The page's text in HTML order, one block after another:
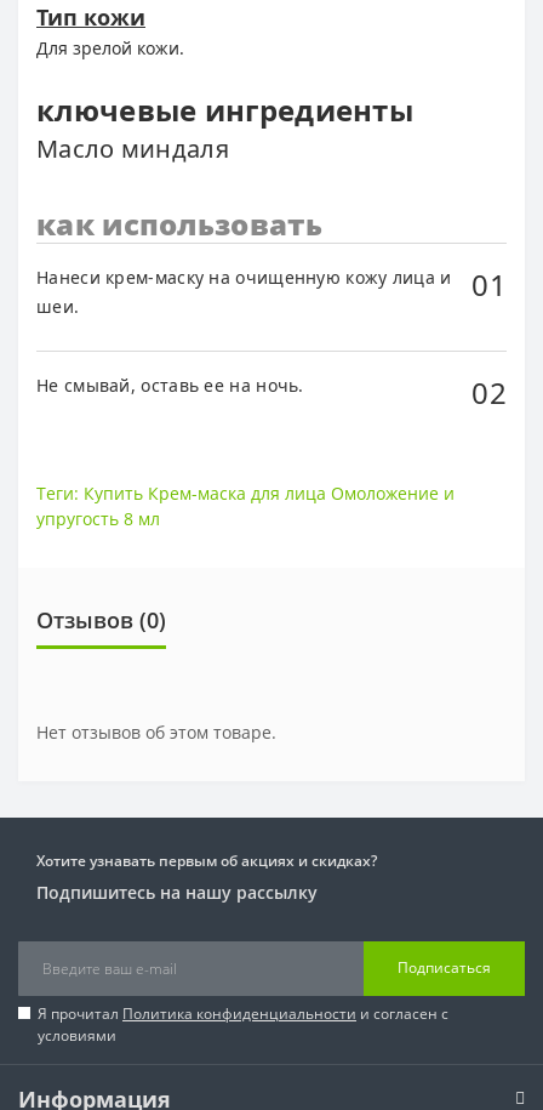
Тип кожи
Для зрелой кожи.
ключевые ингредиенты
Масло миндаля
как использовать
Нанеси крем-маску на очищенную кожу лица и
шеи.
01
Не смывай, оставь ее на ночь. 02
Теги: Купить Крем-маска для лица Омоложение и
упругость 8 мл
Отзывов (0)
Нет отзывов об этом товаре.
Хотите узнавать первым об акциях и скидках?
Подпишитесь на нашу рассылку
Подписаться
Я прочитал Политика конфиденциальности и согласен с
условиями
Информация